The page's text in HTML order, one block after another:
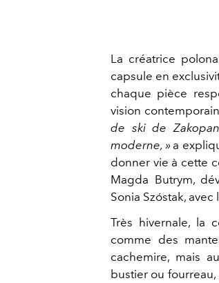
La créatrice
capsule en
chaque pièce
vision
de ski de
moderne, » a
donner vie à cette
Magda Butrym,
Sonia Szóstak,
Très hivernale, la
comme des
cachemire, mais
bustier ou